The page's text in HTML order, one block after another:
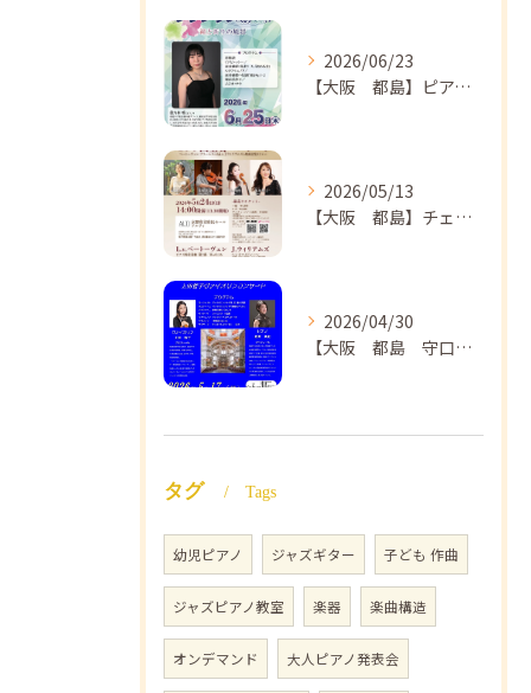
2026/06/23
【大阪 都島】ピアノ教室ならNAOMIミュージックスクール ピアノ講師 佐々木唯先生のコンサートのご案内🎵
2026/05/13
【大阪 都島】チェロ教室 NAOMIミュージックスクール❣️チェリスト中島紗理先生のコンサートのご案内🎵
2026/04/30
【大阪 都島 守口】ヴァイオリン教室❣️NAOMIミュージックスクール🎵ヴァイオリン講師 上田哲子先生のコンサートのご案内❗️
タグ Tags
幼児ピアノ ジャズギター 子ども 作曲
ジャズピアノ教室 楽器 楽曲構造
オンデマンド 大人ピアノ発表会